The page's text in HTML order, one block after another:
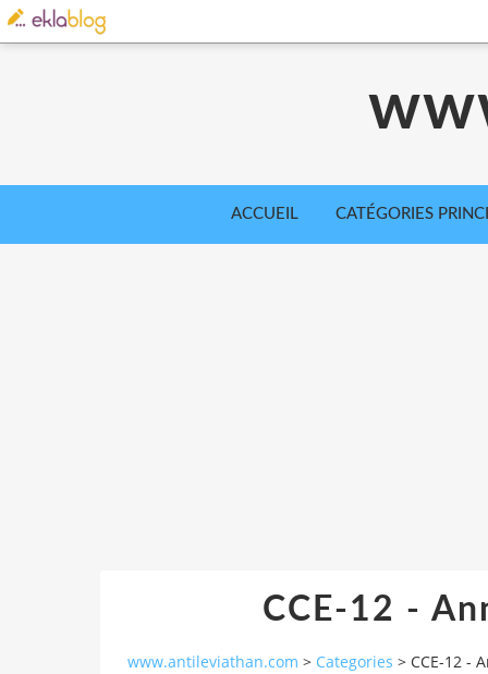
ACCUEIL CATÉGORIES
CCE-12 -
www.antileviathan.com > Categories > CCE-12 -